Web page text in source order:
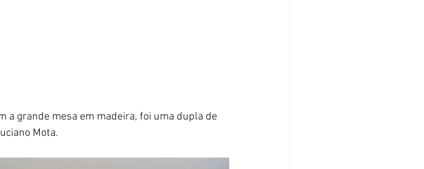
a grande mesa em madeira, foi uma dupla de
Mota.